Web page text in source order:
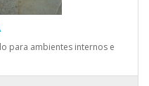
para ambientes internos e